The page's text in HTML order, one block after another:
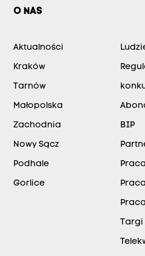
O NAS
Aktualności
Kraków
Tarnów
Małopolska
Zachodnia
Nowy Sącz
Podhale
Gorlice
BIP
Targi